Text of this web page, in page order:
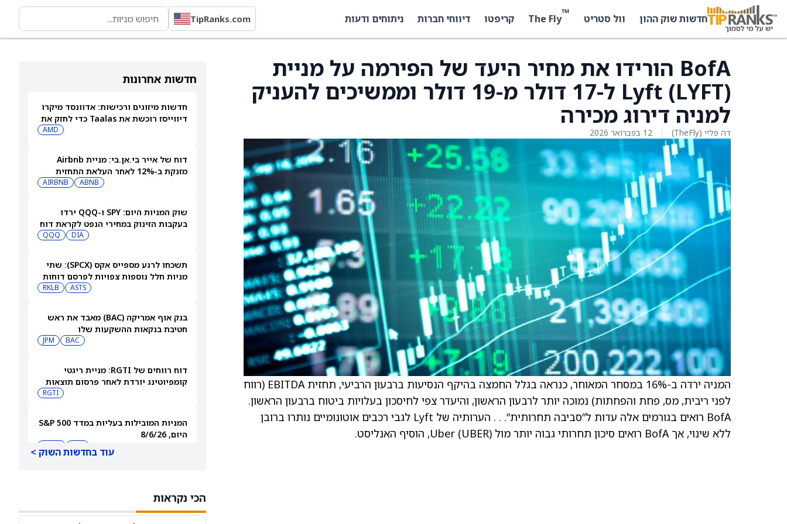
חדשות שוק ההון וול סטריט ™
The Fly קריפטו דיווחי חברות ניתוחים ודעות TipRanks.com
חדשות אחרונות
חדשות מיזוגים ורכישות: אדוונסד מיקרו
דיווייסז רוכשת את Taalas כדי לחזק את
AMD
דוח של אייר בי.אן.בי: מניית Airbnb
מזנקת ב-12% לאחר העלאת התחזית
ABNB
AIRBNB
שוק המניות היום: SPY ו-QQQ ירדו
בעקבות הזינוק במחירי הנפט לקראת דוח
DIA
QQQ
תשכחו לרגע מספייס אקס (SPCX): שתי
מניות חלל נוספות צפויות לפרסם דוחות
ASTS
RKLB
בנק אוף אמריקה (BAC) מאבד את ראש
חטיבת בנקאות ההשקעות שלו
BAC
JPM
דוח רווחים של RGTI: מניית ריגטי
קומפיוטינג יורדת לאחר פרסום תוצאות
RGTI
המניות המובילות בעליות במדד S&P 500
היום, 8/6/26
המיזוג קיבלה אישור בבריטניה
עוד בחדשות השוק >
הכי נקראות
BofA הורידו את מחיר היעד של הפירמה על מניית
Lyft (LYFT) ל-17 דולר מ-19 דולר וממשיכים להעניק
למניה דירוג מכירה
דה פליי (TheFly) 12 בפברואר 2026
המניה ירדה ב-16% במסחר המאוחר, כנראה בגלל החמצה בהיקף הנסיעות ברבעון הרביעי, תחזית EBITDA (רווח
לפני ריבית, מס, פחת והפחתות) נמוכה יותר לרבעון הראשון, והיעדר צפי לחיסכון בעלויות ביטוח ברבעון הראשון.
BofA רואים בגורמים אלה עדות ל”סביבה תחרותית”. . . הערותיה של Lyft לגבי רכבים אוטונומיים נותרו ברובן
ללא שינוי, אך BofA רואים סיכון תחרותי גבוה יותר מול Uber (UBER), הוסיף האנליסט.